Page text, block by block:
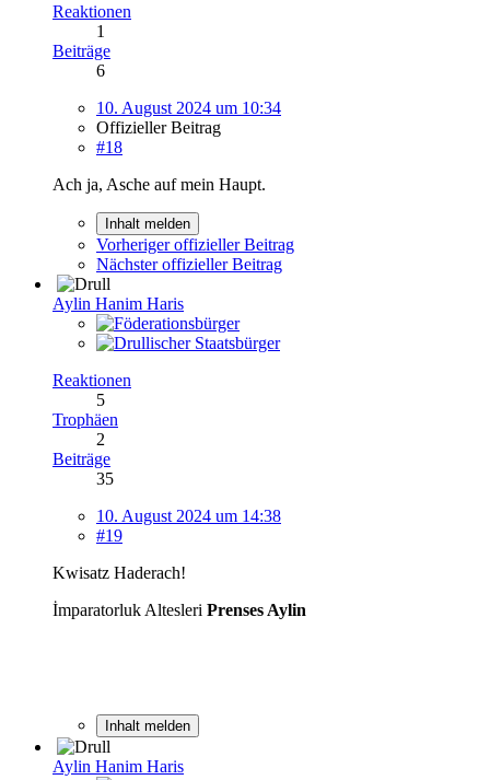
Reaktionen
1
Beiträge
6
10. August 2024 um 10:34
Offizieller Beitrag
#18
Ach ja, Asche auf mein Haupt.
Inhalt melden
Vorheriger offizieller Beitrag
Nächster offizieller Beitrag
Aylin Hanim Haris
Reaktionen
5
Trophäen
2
Beiträge
35
10. August 2024 um 14:38
#19
Kwisatz Haderach!
İmparatorluk Altesleri Prenses Aylin
Inhalt melden
Aylin Hanim Haris